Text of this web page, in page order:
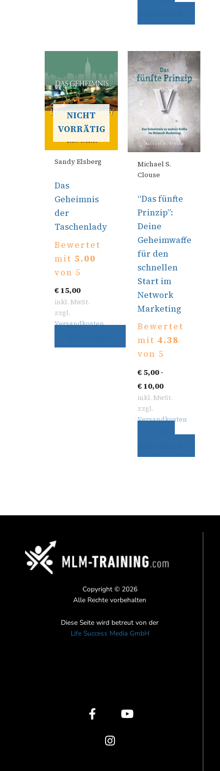
NICHT
VORRÄTIG
Sandy Elsberg
Das
Geheimnis
der
Taschenlady
Bewertet
mit5.00
von 5
€15,00
inkl. MwSt.
zzgl.
Versandkosten
Michael S.
Clouse
“Das fünfte
Prinzip”:
Deine
Geheimwaffe
für den
schnellen
Start im
Network
Marketing
Bewertet
mit 4.38
von 5
€5,00-
€10,00
inkl. MwSt.
zzgl.
Versandkosten
Copyright © 2026
Alle Rechte vorbehalten
Diese Seite wird betreut von der
Life Success Media GmbH
b
o
u
b
r
a